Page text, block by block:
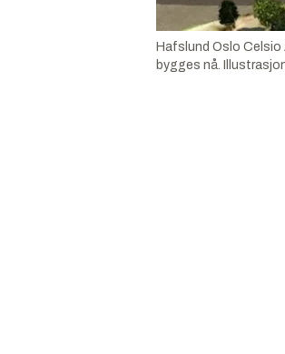
Hafslund Oslo
bygges nå.